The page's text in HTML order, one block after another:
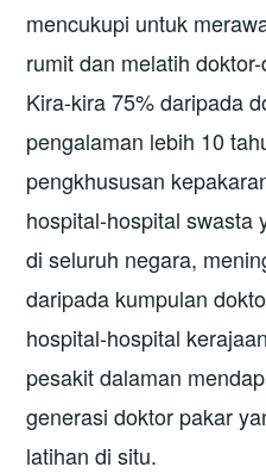
mencukupi untuk
rumit dan melatih
Kira-kira 75% daripada
pengalaman lebih 10
pengkhususan
hospital-hospital swasta
di seluruh negara,
daripada kumpulan
hospital-hospital
pesakit dalaman
generasi doktor pakar
latihan di situ.